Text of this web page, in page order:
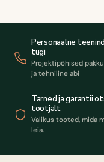
Personaalne
tugi
Projektipõhised
ja tehniline abi
Tarned ja garantii
tootjalt
Valikus tooted, mida
leia.